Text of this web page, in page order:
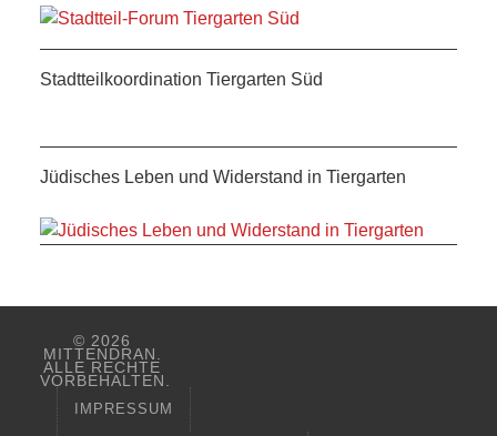
Stadtteilkoordination Tiergarten Süd
Jüdisches Leben und Widerstand in Tiergarten
© 2026
MITTENDRAN.
ALLE RECHTE
VORBEHALTEN.
IMPRESSUM